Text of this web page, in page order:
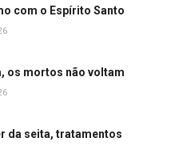
com o Espírito Santo
os mortos não voltam
da seita, tratamentos